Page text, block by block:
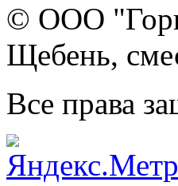
© ООО
Щебень,
Все права